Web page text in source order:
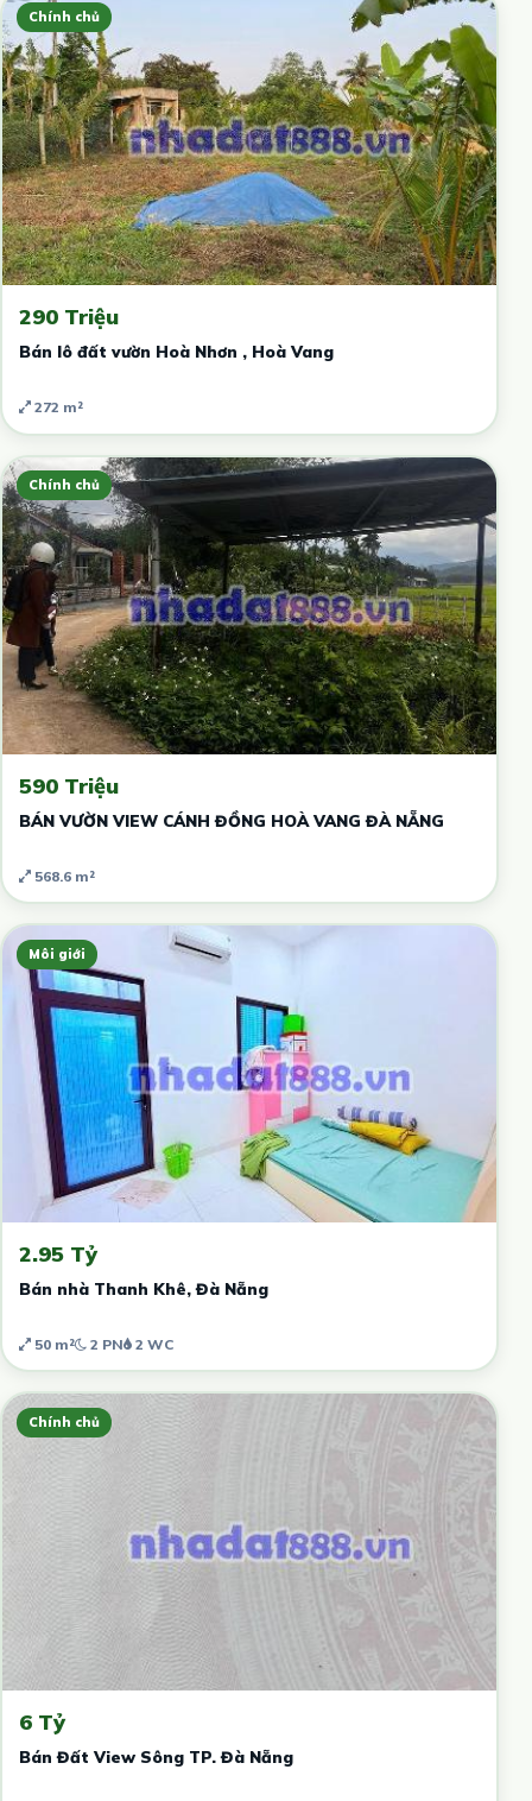
Chính chủ
290 Triệu
Bán lô đất vườn Hoà Nhơn , Hoà Vang
272 m²
Chính chủ
590 Triệu
BÁN VƯỜN VIEW CÁNH ĐỒNG HOÀ VANG ĐÀ NẴNG
568.6 m²
Môi giới
2.95 Tỷ
Bán nhà Thanh Khê, Đà Nẵng
50 m² 2 PN 2 WC
Chính chủ
6 Tỷ
Bán Đất View Sông TP. Đà Nẵng